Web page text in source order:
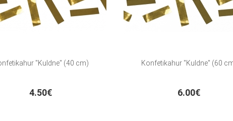
"Kuldne" (40 cm)
4.50€
Konfetikahur "Kuldne" (60
6.00€